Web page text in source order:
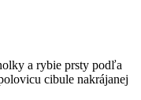
a rybie prsty podľa
cibule nakrájanej